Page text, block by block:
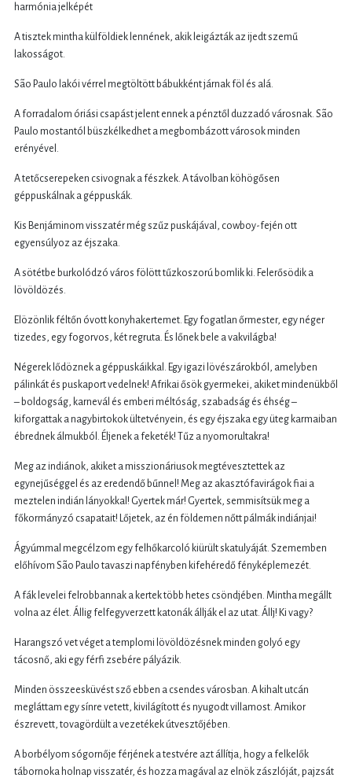
harmónia jelképét
A tisztek mintha külföldiek lennének, akik leigázták az ijedt szemű
lakosságot.
São Paulo lakói vérrel megtöltött bábukként járnak föl és alá.
A forradalom óriási csapást jelent ennek a pénztől duzzadó városnak. São
Paulo mostantól büszkélkedhet a megbombázott városok minden
erényével.
A tetőcserepeken csivognak a fészkek. A távolban köhögősen
géppuskálnak a géppuskák.
Kis Benjáminom visszatér még szűz puskájával, cowboy-fején ott
egyensúlyoz az éjszaka.
A sötétbe burkolódzó város fölött tűzkoszorú bomlik ki. Felerősödik a
lövöldözés.
Elözönlik féltőn óvott konyhakertemet. Egy fogatlan őrmester, egy néger
tizedes, egy fogorvos, két regruta. És lőnek bele a vakvilágba!
Négerek lődöznek a géppuskáikkal. Egy igazi lövészárokból, amelyben
pálinkát és puskaport vedelnek! Afrikai ősök gyermekei, akiket mindenükből
– boldogság, karnevál és emberi méltóság, szabadság és éhség –
kiforgattak a nagybirtokok ültetvényein, és egy éjszaka egy üteg karmaiban
ébrednek álmukból. Éljenek a feketék! Tűz a nyomorultakra!
Meg az indiánok, akiket a misszionáriusok megtévesztettek az
egynejűséggel és az eredendő bűnnel! Meg az akasztófavirágok fiai a
meztelen indián lányokkal! Gyertek már! Gyertek, semmisítsük meg a
főkormányzó csapatait! Lőjetek, az én földemen nőtt pálmák indiánjai!
Ágyúmmal megcélzom egy felhőkarcoló kiürült skatulyáját. Szememben
előhívom São Paulo tavaszi napfényben kifehéredő fényképlemezét.
A fák levelei felrobbannak a kertek több hetes csöndjében. Mintha megállt
volna az élet. Állig felfegyverzett katonák állják el az utat. Állj! Ki vagy?
Harangszó vet véget a templomi lövöldözésnek minden golyó egy
tácosnő, aki egy férfi zsebére pályázik.
Minden összeesküvést sző ebben a csendes városban. A kihalt utcán
megláttam egy sínre vetett, kivilágított és nyugodt villamost. Amikor
észrevett, tovagördült a vezetékek útvesztőjében.
A borbélyom sógornője férjének a testvére azt állítja, hogy a felkelők
tábornoka holnap visszatér, és hozza magával az elnök zászlóját, pajzsát